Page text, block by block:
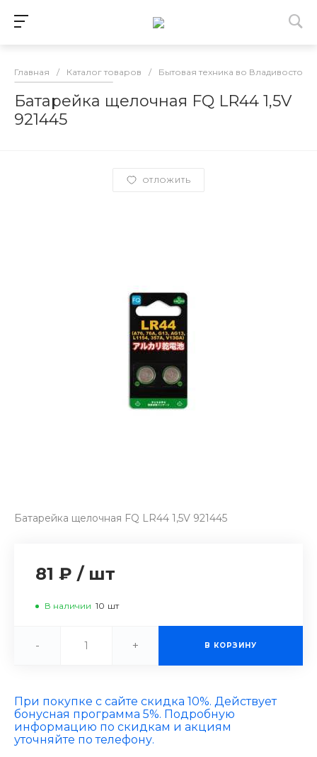
Главная / Каталог товаров / Бытовая техника во Владивостоке
Батарейка щелочная FQ LR44 1,5V
921445
ОТЛОЖИТЬ
Батарейка щелочная FQ LR44 1,5V 921445
81 ₽ / шт
В наличии 10 шт
- + В КОРЗИНУ
При покупке с сайте скидка 10%. Действует
бонусная программа 5%. Подробную
информацию по скидкам и акциям
уточняйте по телефону.